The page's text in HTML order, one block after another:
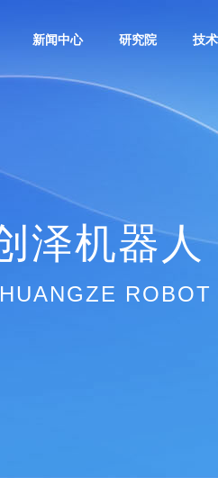
新闻中心 研究院 技
泽机器人
ROBOT